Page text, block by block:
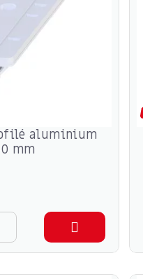
aluminium
mm